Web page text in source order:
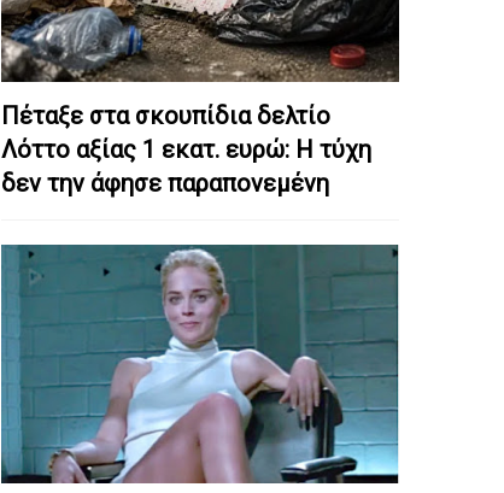
Πέταξε στα σκουπίδια δελτίο
Λόττο αξίας 1 εκατ. ευρώ: Η τύχη
δεν την άφησε παραπονεμένη